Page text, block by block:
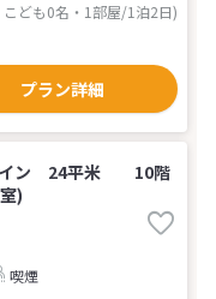
こども0名・1部屋/1泊2日)
プラン詳細
イン 24平米 10階
)
喫煙